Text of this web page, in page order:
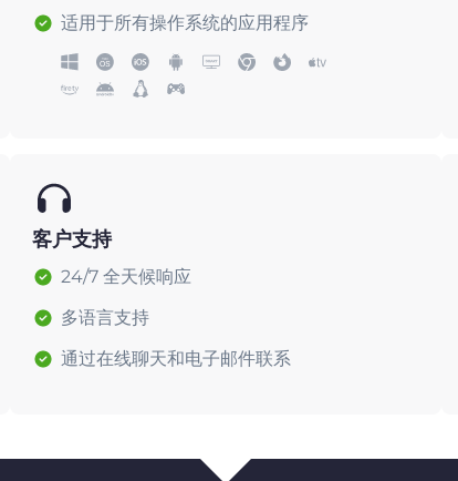
适用于所有操作系统的应用程序
客户支持
24/7 全天候响应
多语言支持
通过在线聊天和电子邮件联系